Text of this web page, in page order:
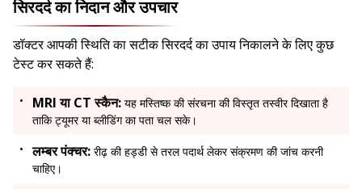
सिरदर्द का निदान और उपचार
डॉक्टर आपकी स्थिति का सटीक सिरदर्द का उपाय निकालने के लिए कुछ
टेस्ट कर सकते हैं:
MRI या CT स्कैन: यह मस्तिष्क की संरचना की विस्तृत तस्वीर दिखाता है
ताकि ट्यूमर या ब्लीडिंग का पता चल सके।
लम्बर पंक्चर: रीढ़ की हड्डी से तरल पदार्थ लेकर संक्रमण की जांच करनी
चाहिए।